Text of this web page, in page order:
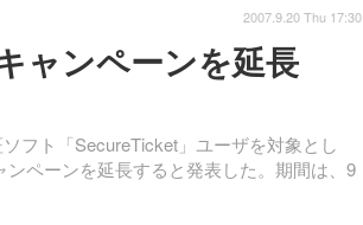
ャンペーンを延長
フト「SecureTicket」ユーザを対象とし
ペーンを延長すると発表した。期間は、9
2007.9.20 Thu 17:30